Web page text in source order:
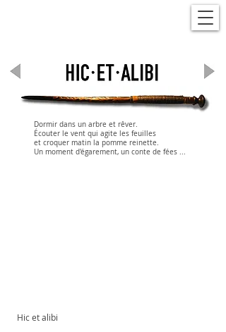
Dormir dans un arbre et rêver.
Écouter le vent qui agite les feuilles
et croquer matin la pomme reinette.
Un moment d'égarement, un conte de fées ...
Hic et alibi